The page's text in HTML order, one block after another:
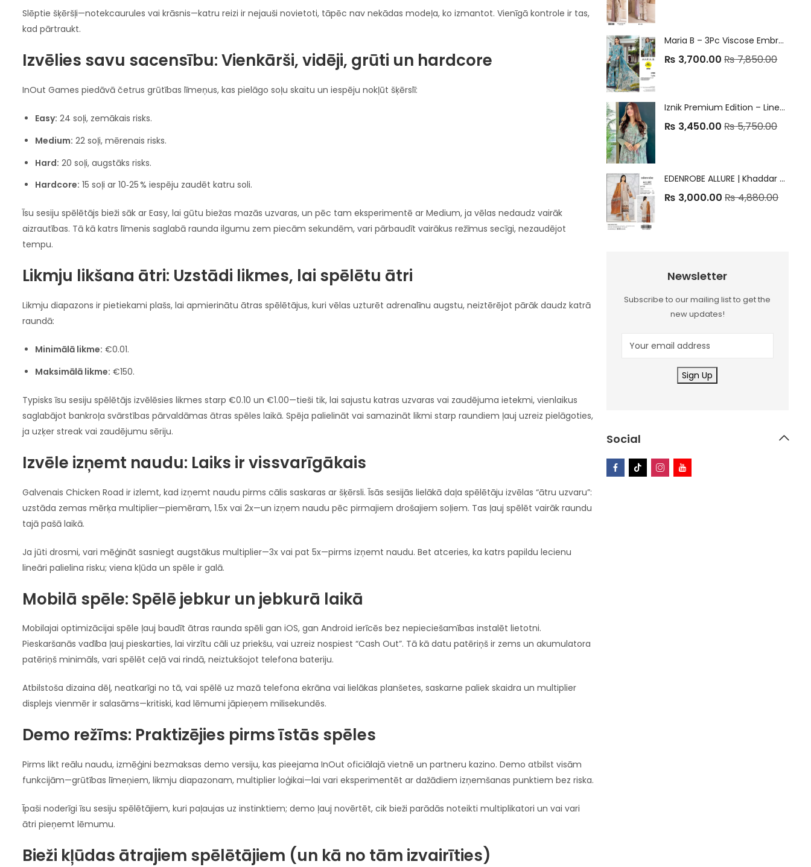
Slēptie šķēršļi—notekcaurules vai krāsnis—katru reizi ir nejauši novietoti, tāpēc nav nekādas modeļa, ko izmantot. Vienīgā kontrole ir tas,
kad pārtraukt.
Izvēlies savu sacensību: Vienkārši, vidēji, grūti un hardcore
InOut Games piedāvā četrus grūtības līmeņus, kas pielāgo soļu skaitu un iespēju nokļūt šķērslī:
Easy: 24 soļi, zemākais risks.
Medium: 22 soļi, mērenais risks.
Hard: 20 soļi, augstāks risks.
Hardcore: 15 soļi ar 10‑25 % iespēju zaudēt katru soli.
Īsu sesiju spēlētājs bieži sāk ar Easy, lai gūtu biežas mazās uzvaras, un pēc tam eksperimentē ar Medium, ja vēlas nedaudz vairāk
aizrautības. Tā kā katrs līmenis saglabā raunda ilgumu zem piecām sekundēm, vari pārbaudīt vairākus režīmus secīgi, nezaudējot
tempu.
Likmju likšana ātri: Uzstādi likmes, lai spēlētu ātri
Likmju diapazons ir pietiekami plašs, lai apmierinātu ātras spēlētājus, kuri vēlas uzturēt adrenalīnu augstu, neiztērējot pārāk daudz katrā
raundā:
Minimālā likme: €0.01.
Maksimālā likme: €150.
Typisks īsu sesiju spēlētājs izvēlēsies likmes starp €0.10 un €1.00—tieši tik, lai sajustu katras uzvaras vai zaudējuma ietekmi, vienlaikus
saglabājot bankroļa svārstības pārvaldāmas ātras spēles laikā. Spēja palielināt vai samazināt likmi starp raundiem ļauj uzreiz pielāgoties,
ja uzķer streak vai zaudējumu sēriju.
Izvēle izņemt naudu: Laiks ir vissvarīgākais
Galvenais Chicken Road ir izlemt, kad izņemt naudu pirms cālis saskaras ar šķērsli. Īsās sesijās lielākā daļa spēlētāju izvēlas “ātru uzvaru”:
uzstāda zemas mērķa multiplier—piemēram, 1.5x vai 2x—un izņem naudu pēc pirmajiem drošajiem soļiem. Tas ļauj spēlēt vairāk raundu
tajā pašā laikā.
Ja jūti drosmi, vari mēģināt sasniegt augstākus multiplier—3x vai pat 5x—pirms izņemt naudu. Bet atceries, ka katrs papildu lecienu
lineāri palielina risku; viena kļūda un spēle ir galā.
Mobilā spēle: Spēlē jebkur un jebkurā laikā
Mobilajai optimizācijai spēle ļauj baudīt ātras raunda spēli gan iOS, gan Android ierīcēs bez nepieciešamības instalēt lietotni.
Pieskaršanās vadība ļauj pieskarties, lai virzītu cāli uz priekšu, vai uzreiz nospiest “Cash Out”. Tā kā datu patēriņš ir zems un akumulatora
patēriņš minimāls, vari spēlēt ceļā vai rindā, neiztukšojot telefona bateriju.
Atbilstoša dizaina dēļ, neatkarīgi no tā, vai spēlē uz mazā telefona ekrāna vai lielākas planšetes, saskarne paliek skaidra un multiplier
displejs vienmēr ir salasāms—kritiski, kad lēmumi jāpieņem milisekundēs.
Demo režīms: Praktizējies pirms īstās spēles
Pirms likt reālu naudu, izmēģini bezmaksas demo versiju, kas pieejama InOut oficiālajā vietnē un partneru kazino. Demo atbilst visām
funkcijām—grūtības līmeņiem, likmju diapazonam, multiplier loģikai—lai vari eksperimentēt ar dažādiem izņemšanas punktiem bez riska.
Īpaši noderīgi īsu sesiju spēlētājiem, kuri paļaujas uz instinktiem; demo ļauj novērtēt, cik bieži parādās noteikti multiplikatori un vai vari
ātri pieņemt lēmumu.
Bieži kļūdas ātrajiem spēlētājiem (un kā no tām izvairīties)
Maria B – 3Pc Viscose Embroidered Winter Collection 2025
₨ 3,700.00 ₨7,850.00
Iznik Premium Edition – Linen Digital Print 3Pc Suit ✨
₨ 3,450.00 ₨5,750.00
EDENROBE ALLURE | Khaddar Winter Collection 2025
₨ 3,000.00 ₨4,880.00
Newsletter
Subscribe to our mailing list to get the
new updates!
Social